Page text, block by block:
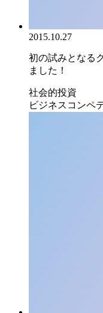
2015.10.27
初の試みとなる
ました！
社会的投資
ビジネスコンペ